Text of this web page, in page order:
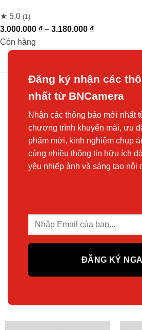
★ 5,0 (1)
3.000.000 ₫ – 3.180.000 ₫Khoảng
đến
3.180.000 ₫
Còn hàng
Đăng ký nhận các
nhất từ BNCamera
Nhận các thông báo mới nhất
chương trình khuyến mãi, ưu
phẩm mới, kinh nghiệm chụp
cùng nhiều thông tin hữu ích
yêu nhiếp ảnh và sáng tạo nội